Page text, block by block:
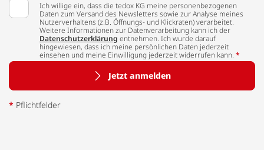
Ich willige ein, dass die tedox KG meine personenbezogenen
Daten zum Versand des Newsletters sowie zur Analyse meines
Nutzerverhaltens (z.B. Öffnungs- und Klickraten) verarbeitet.
Weitere Informationen zur Datenverarbeitung kann ich der
Datenschutzerklärung entnehmen. Ich wurde darauf
hingewiesen, dass ich meine persönlichen Daten jederzeit
einsehen und meine Einwilligung jederzeit widerrufen kann. *
Jetzt anmelden
* Pflichtfelder